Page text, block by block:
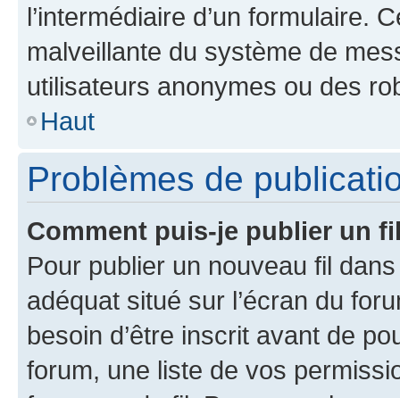
l’intermédiaire d’un formulaire.
malveillante du système de
utilisateurs anonymes ou des
Haut
Problèmes de
Comment puis-je publier un
Pour publier un nouveau fil
adéquat situé sur l’écran du
besoin d’être inscrit avant de
forum, une liste de vos